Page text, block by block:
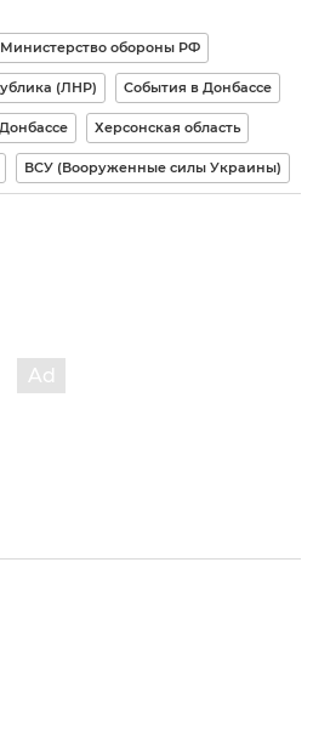
Министерство обороны РФ
(ЛНР) События в Донбассе
Херсонская область
ВСУ (Вооруженные силы Украины)